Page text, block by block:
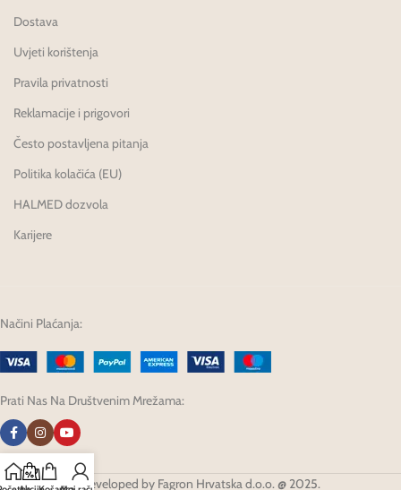
Dostava
Uvjeti korištenja
Pravila privatnosti
Reklamacije i prigovori
Često postavljena pitanja
Politika kolačića (EU)
HALMED dozvola
Karijere
Načini Plaćanja:
Prati Nas Na Društvenim Mrežama:
Developed by Fagron Hrvatska d.o.o. @ 2025.